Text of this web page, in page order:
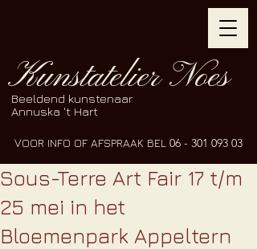
VOOR INFO OF AFSPRAAK BEL 06 - 301 093 03
Kunstatelier Noes
Beeldend kunstenaar
Annuska 't Hart
Sous-Terre Art Fair 17 t/m
25 mei in het
Bloemenpark Appeltern